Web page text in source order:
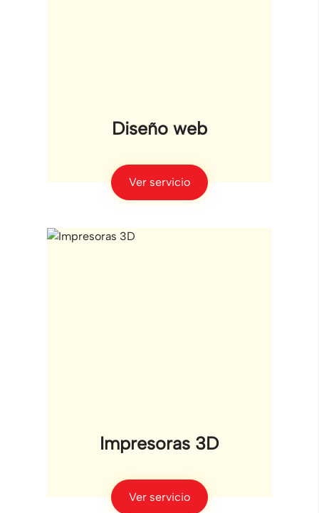
Diseño web
Ver servicio
Impresoras 3D
Ver servicio